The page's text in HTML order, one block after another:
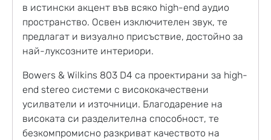
в истински акцент във всяко high-end аудио
пространство. Освен изключителен звук, те
предлагат и визуално присъствие, достойно за
най-луксозните интериори.
Bowers & Wilkins 803 D4 са проектирани за high-
end stereo системи с висококачествени
усилватели и източници. Благодарение на
високата си разделителна способност, те
безкомпромисно разкриват качеството на